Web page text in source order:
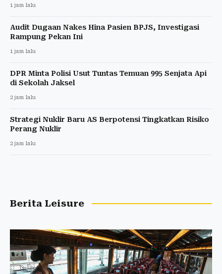
1 jam lalu
Audit Dugaan Nakes Hina Pasien BPJS, Investigasi
Rampung Pekan Ini
1 jam lalu
DPR Minta Polisi Usut Tuntas Temuan 995 Senjata Api
di Sekolah Jaksel
2 jam lalu
Strategi Nuklir Baru AS Berpotensi Tingkatkan Risiko
Perang Nuklir
2 jam lalu
Berita Leisure